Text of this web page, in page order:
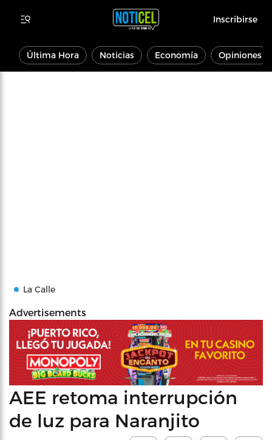
Inscribirse
Última Hora Noticias Economía Opiniones
La Calle
Advertisements
AEE retoma interrupción
de luz para Naranjito